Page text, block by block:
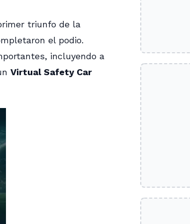
triunfo de la
el podio.
incluyendo a
Virtual Safety Car